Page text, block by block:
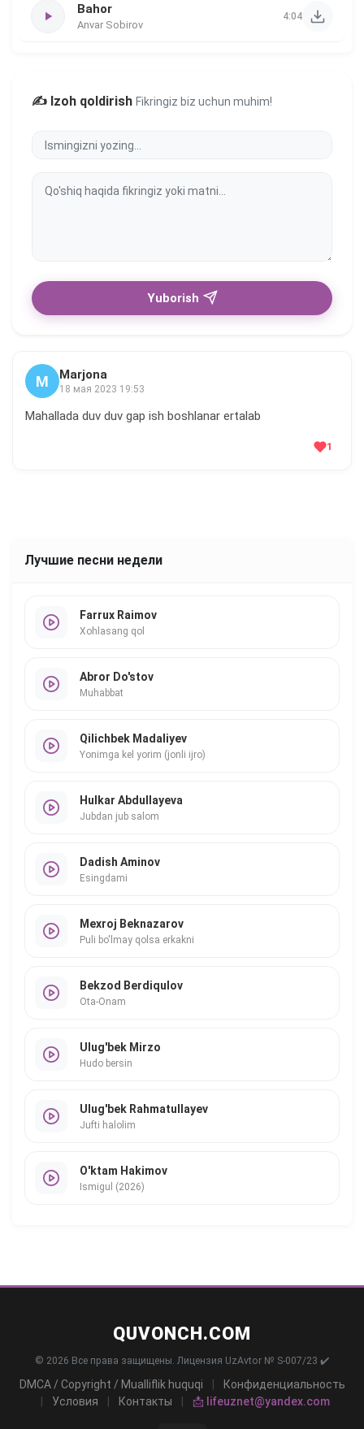
Bahor
Anvar Sobirov
4:04
✍️ Izoh qoldirish Fikringiz biz uchun muhim!
Yuborish
M Marjona
18 мая 2023 19:53
Mahallada duv duv gap ish boshlanar ertalab
1
Лучшие песни недели
Farrux Raimov
Xohlasang qol
Abror Do'stov
Muhabbat
Qilichbek Madaliyev
Yonimga kel yorim (jonli ijro)
Hulkar Abdullayeva
Jubdan jub salom
Dadish Aminov
Esingdami
Mexroj Beknazarov
Puli bo'lmay qolsa erkakni
Bekzod Berdiqulov
Ota-Onam
Ulug'bek Mirzo
Hudo bersin
Ulug'bek Rahmatullayev
Jufti halolim
O'ktam Hakimov
Ismigul (2026)
QUVONCH.COM
© 2026 Все права защищены. Лицензия UzAvtor № S-007/23 ✔️
DMCA / Copyright / Mualliflik huquqi
Конфиденциальность
Условия Контакты 📩 lifeuznet@yandex.com